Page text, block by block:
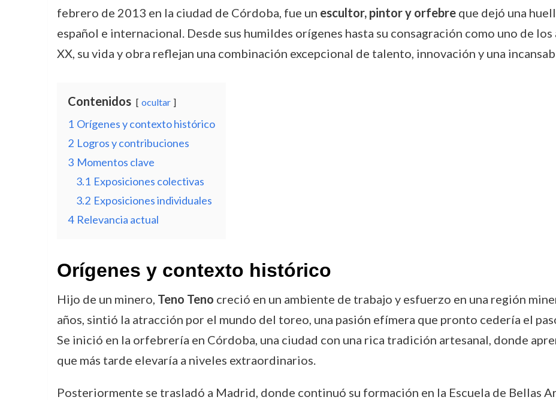
febrero de 2013 en la ciudad de Córdoba, fue un escultor, pintor y orfebreque dejó una
español e internacional. Desde sus humildes orígenes hasta su consagración como uno de
XX, su vida y obra reflejan una combinación excepcional de talento, innovación y una
Contenidos ocultar
1 Orígenes y contexto histórico
2 Logros y contribuciones
3 Momentos clave
3.1 Exposiciones colectivas
3.2 Exposiciones individuales
4 Relevancia actual
Orígenes y contexto histórico
Hijo de un minero, Teno Teno creció en un ambiente de trabajo y esfuerzo en una región
años, sintió la atracción por el mundo del toreo, una pasión efímera que pronto cedería el
Se inició en la orfebrería en Córdoba, una ciudad con una rica tradición artesanal, donde
que más tarde elevaría a niveles extraordinarios.
Posteriormente se trasladó a Madrid, donde continuó su formación en la Escuela de Bellas